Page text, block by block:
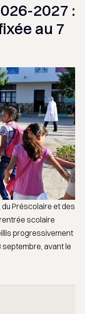
2027 :
au 7
du Préscolaire et des
scolaire
progressivement
avant le